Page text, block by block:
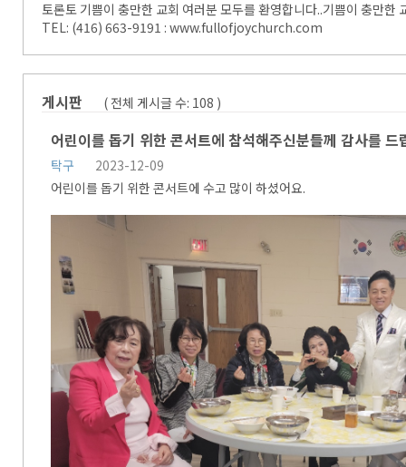
토론토 기쁨이 충만한 교회 여러분 모두를 환영합니다..기쁨이 충만
TEL: (416) 663-9191 : www.fullofjoychurch.com
게시판 ( 전체 게시글 수: 108 )
어린이를 돕기 위한 콘서트에 참석해주신분들께 감사를 드
탁구
2023-12-09
어린이를 돕기 위한 콘서트에 수고 많이 하셨어요.